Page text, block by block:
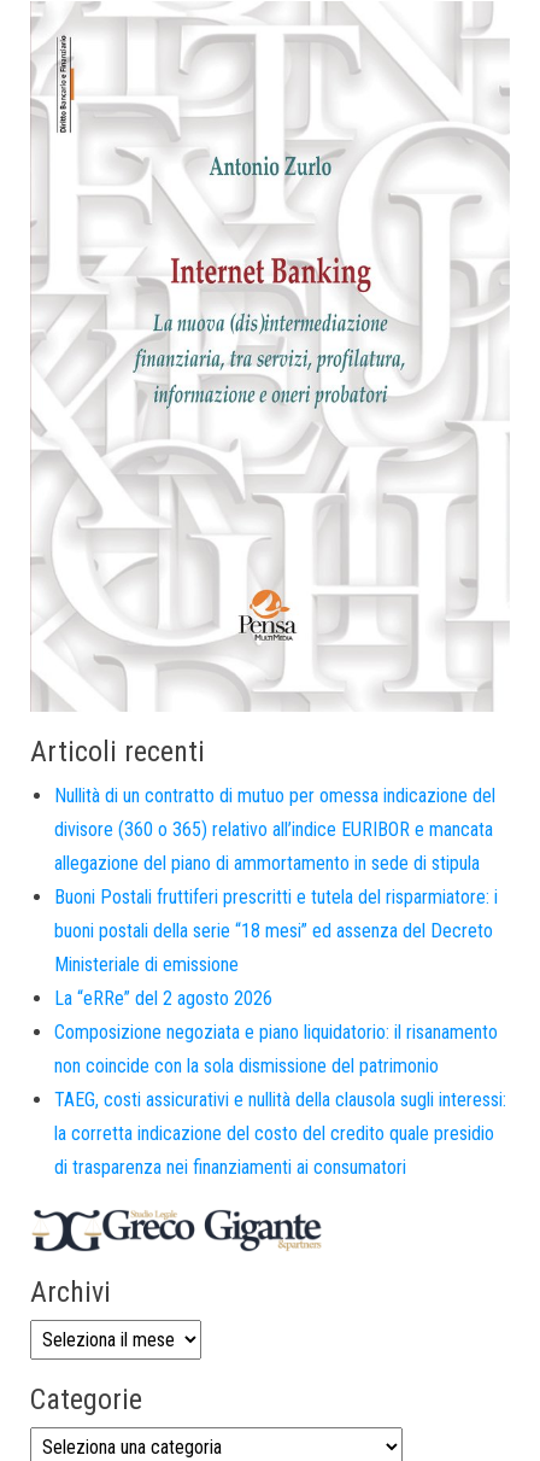
Articoli recenti
Nullità di un contratto di mutuo per omessa indicazione del
divisore (360 o 365) relativo all’indice EURIBOR e mancata
allegazione del piano di ammortamento in sede di stipula
Buoni Postali fruttiferi prescritti e tutela del risparmiatore: i
buoni postali della serie “18 mesi” ed assenza del Decreto
Ministeriale di emissione
La “eRRe” del 2 agosto 2026
Composizione negoziata e piano liquidatorio: il risanamento
non coincide con la sola dismissione del patrimonio
TAEG, costi assicurativi e nullità della clausola sugli interessi:
la corretta indicazione del costo del credito quale presidio
di trasparenza nei finanziamenti ai consumatori
Archivi
Categorie